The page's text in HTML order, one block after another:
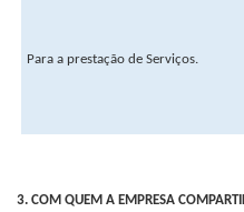
Para a prestação de Serviços.
3. COM QUEM A EMPRESA